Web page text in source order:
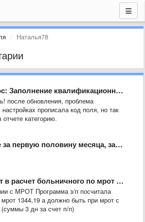
Наталья78
квалификационной категории, Выдает ошибку
после обновления, проблема
прописала код поля, но так
отчете категорию.
половину месяца, зануляется расчет отпускных
больничного по мрот уральский
с МРОТ Программа з/п посчитала
мрот 1344,19 а должно быть при мрот с
3 дн за счет п/п)